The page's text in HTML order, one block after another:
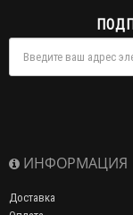
ИНФОРМАЦИЯ
Доставка